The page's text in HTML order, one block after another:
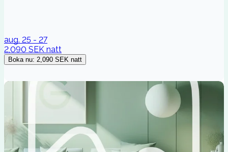
aug. 25 - 27
2,090 SEK natt
Boka nu: 2,090 SEK natt